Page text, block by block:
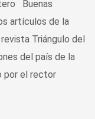
Buenas
artículos de la
Triángulo del
del país de la
por el rector